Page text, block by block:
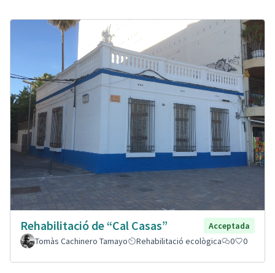
Rehabilitació de “Cal Casas”
Acceptada
Tomàs Cachinero Tamayo
Rehabilitació ecològica 0 0